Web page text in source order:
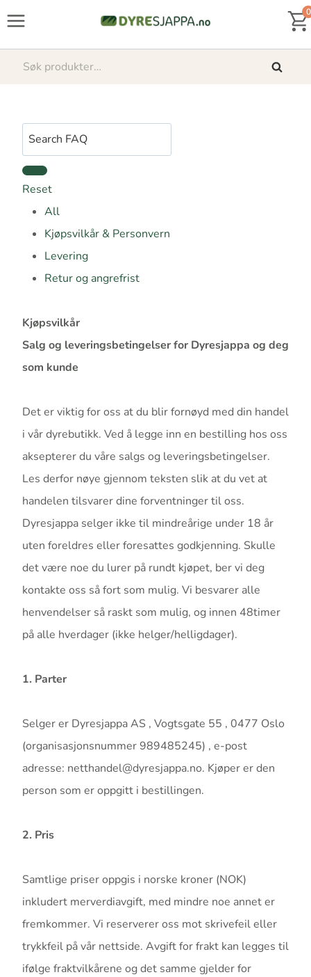
0
Søk
Søk
e
a
Reset
All
Kjøpsvilkår & Personvern
Levering
Retur og angrefrist
Kjøpsvilkår
Salg og leveringsbetingelser for Dyresjappa og deg
som kunde
Det er viktig for oss at du blir fornøyd med din handel
i vår dyrebutikk. Ved å legge inn en bestilling hos oss
aksepterer du våre salgs og leveringsbetingelser.
Les derfor nøye gjennom teksten slik at du vet at
handelen tilsvarer dine forventninger til oss.
Dyresjappa selger ikke til mindreårige under 18 år
uten foreldres eller foresattes godkjenning. Skulle
det være noe du lurer på rundt kjøpet, ber vi deg
kontakte oss så fort som mulig. Vi besvarer alle
henvendelser så raskt som mulig, og innen 48timer
på alle hverdager (ikke helger/helligdager).
1. Parter
Selger er Dyresjappa AS , Vogtsgate 55 , 0477 Oslo
(organisasjonsnummer 989485245) , e-post
adresse: netthandel@dyresjappa.no. Kjøper er den
person som er oppgitt i bestillingen.
2. Pris
Samtlige priser oppgis i norske kroner (NOK)
inkludert merverdiavgift, med mindre noe annet er
fremkommer. Vi reserverer oss mot skrivefeil eller
trykkfeil på vår nettside. Avgift for frakt kan legges til
ifølge fraktvilkårene og det samme gjelder for